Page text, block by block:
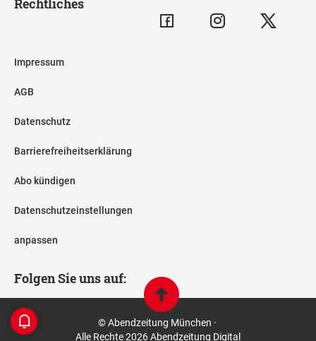
Impressum
AGB
Datenschutz
Barrierefreiheitserklärung
Abo kündigen
Datenschutzeinstellungen
anpassen
Folgen Sie uns auf:
© Abendzeitung München ·
Alle Rechte 2026 Abendzeitung Digital